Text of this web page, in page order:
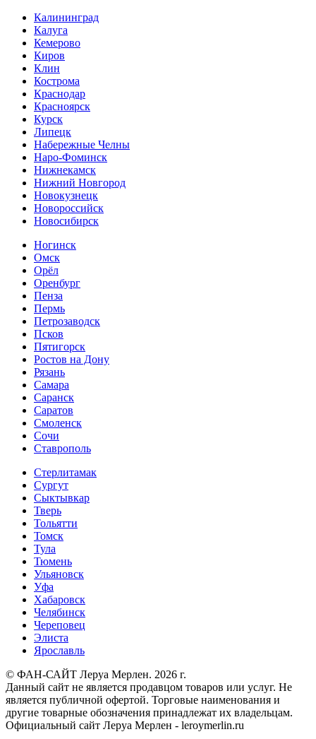
Калининград
Калуга
Кемерово
Киров
Клин
Кострома
Краснодар
Красноярск
Курск
Липецк
Набережные Челны
Наро-Фоминск
Нижнекамск
Нижний Новгород
Новокузнецк
Новороссийск
Новосибирск
Ногинск
Омск
Орёл
Оренбург
Пенза
Пермь
Петрозаводск
Псков
Пятигорск
Ростов на Дону
Рязань
Самара
Саранск
Саратов
Смоленск
Сочи
Ставрополь
Стерлитамак
Сургут
Сыктывкар
Тверь
Тольятти
Томск
Тула
Тюмень
Ульяновск
Уфа
Хабаровск
Челябинск
Череповец
Элиста
Ярославль
© ФАН-САЙТ Леруа Мерлен. 2026 г.
Данный сайт не является продавцом товаров или услуг. Не
является публичной офертой. Торговые наименования и
другие товарные обозначения принадлежат их владельцам.
Официальный сайт Леруа Мерлен - leroymerlin.ru